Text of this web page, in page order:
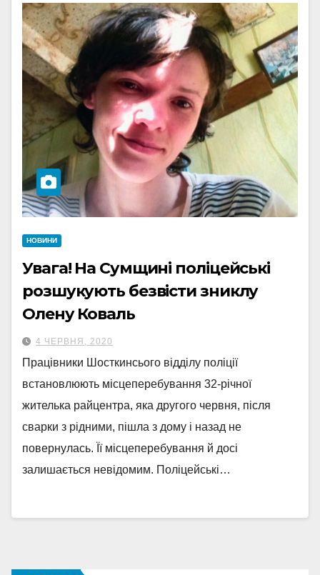
НОВИНИ
Увага! На Сумщині поліцейські
розшукують безвісти зниклу
Олену Коваль
4 ЧЕРВНЯ, 2020
Працівники Шосткинсього відділу поліції
встановлюють місцеперебування 32-річної
жителька райцентра, яка другого червня, після
сварки з рідними, пішла з дому і назад не
повернулась. Її місцеперебування й досі
залишається невідомим. Поліцейські…